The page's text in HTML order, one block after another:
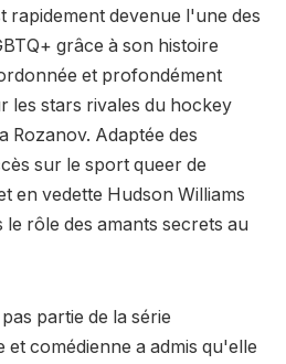
rapidement devenue l'une des
grâce à son histoire
et profondément
les stars rivales du hockey
Rozanov. Adaptée des
sur le sport queer de
en vedette Hudson Williams
rôle des amants secrets au
partie de la série
comédienne a admis qu'elle